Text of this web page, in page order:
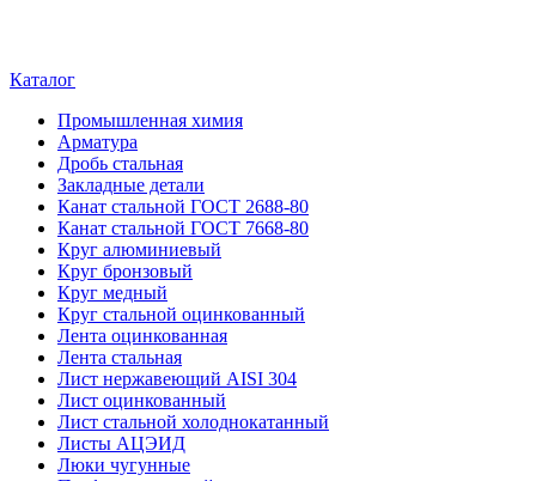
Каталог
Промышленная химия
Арматура
Дробь стальная
Закладные детали
Канат стальной ГОСТ 2688-80
Канат стальной ГОСТ 7668-80
Круг алюминиевый
Круг бронзовый
Круг медный
Круг стальной оцинкованный
Лента оцинкованная
Лента стальная
Лист нержавеющий AISI 304
Лист оцинкованный
Лист стальной холоднокатанный
Листы АЦЭИД
Люки чугунные